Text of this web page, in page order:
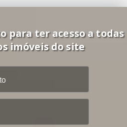
para ter acesso a todas
imóveis do site